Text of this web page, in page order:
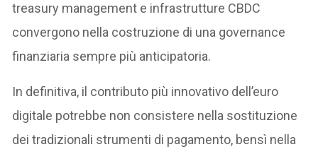
treasury management e infrastrutture CBDC
convergono nella costruzione di una governance
finanziaria sempre più anticipatoria.
In definitiva, il contributo più innovativo dell’euro
digitale potrebbe non consistere nella sostituzione
dei tradizionali strumenti di pagamento, bensì nella